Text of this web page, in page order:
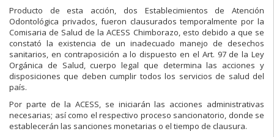
Producto de esta acción, dos Establecimientos de Atención
Odontológica privados, fueron clausurados temporalmente por la
Comisaria de Salud de la ACESS Chimborazo, esto debido a que se
constató la existencia de un inadecuado manejo de desechos
sanitarios, en contraposición a lo dispuesto en el Art. 97 de la Ley
Orgánica de Salud, cuerpo legal que determina las acciones y
disposiciones que deben cumplir todos los servicios de salud del
país.
Por parte de la ACESS, se iniciarán las acciones administrativas
necesarias; así como el respectivo proceso sancionatorio, donde se
establecerán las sanciones monetarias o el tiempo de clausura.